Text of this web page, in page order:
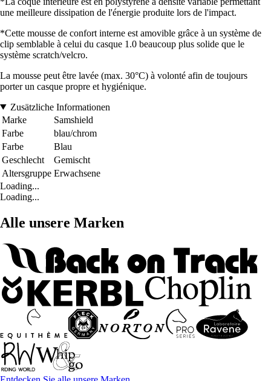
une meilleure dissipation de l'énergie produite lors de l'impact.
*Cette mousse de confort interne est amovible grâce à un système de
clip semblable à celui du casque 1.0 beaucoup plus solide que le
système scratch/velcro.
La mousse peut être lavée (max. 30°C) à volonté afin de toujours
porter un casque propre et hygiénique.
Zusätzliche Informationen
Marke
Samshield
Farbe
blau/chrom
Farbe
Blau
Geschlecht
Gemischt
Altersgruppe Erwachsene
Loading...
Loading...
Alle unsere Marken